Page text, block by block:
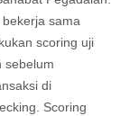
sama
scoring uji
sebelum
di
Scoring